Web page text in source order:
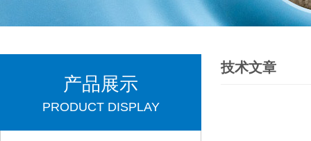
产品展示
PRODUCT DISPLAY
技术文章